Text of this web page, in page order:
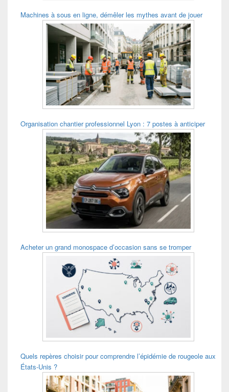
Machines à sous en ligne, démêler les mythes avant de jouer
Organisation chantier professionnel Lyon : 7 postes à anticiper
Acheter un grand monospace d’occasion sans se tromper
Quels repères choisir pour comprendre l’épidémie de rougeole aux
États-Unis ?